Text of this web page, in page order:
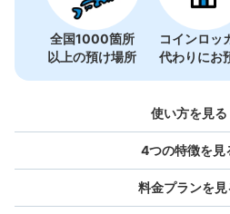
全国1000箇所
以上の預け場所
コインロッ
代わりにお
使い方を見る
4つの特徴を見
料金プランを見